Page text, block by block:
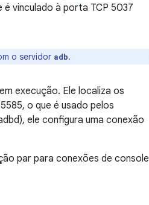
é vinculado à porta TCP 5037
o servidor adb.
execução. Ele localiza os
o que é usado pelos
ele configura uma conexão
par para conexões de console